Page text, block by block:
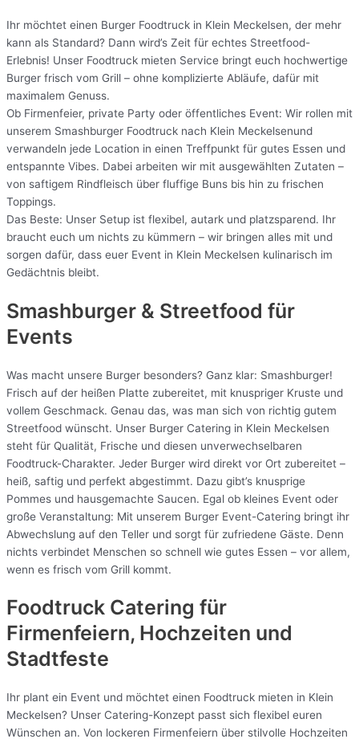
Ihr möchtet einen Burger Foodtruck in Klein Meckelsen, der mehr
kann als Standard? Dann wird’s Zeit für echtes Streetfood-
Erlebnis! Unser Foodtruck mieten Service bringt euch hochwertige
Burger frisch vom Grill – ohne komplizierte Abläufe, dafür mit
maximalem Genuss.
Ob Firmenfeier, private Party oder öffentliches Event: Wir rollen mit
unserem Smashburger Foodtruck nach Klein Meckelsenund
verwandeln jede Location in einen Treffpunkt für gutes Essen und
entspannte Vibes. Dabei arbeiten wir mit ausgewählten Zutaten –
von saftigem Rindfleisch über fluffige Buns bis hin zu frischen
Toppings.
Das Beste: Unser Setup ist flexibel, autark und platzsparend. Ihr
braucht euch um nichts zu kümmern – wir bringen alles mit und
sorgen dafür, dass euer Event in Klein Meckelsen kulinarisch im
Gedächtnis bleibt.
Smashburger & Streetfood für
Events
Was macht unsere Burger besonders? Ganz klar: Smashburger!
Frisch auf der heißen Platte zubereitet, mit knuspriger Kruste und
vollem Geschmack. Genau das, was man sich von richtig gutem
Streetfood wünscht. Unser Burger Catering in Klein Meckelsen
steht für Qualität, Frische und diesen unverwechselbaren
Foodtruck-Charakter. Jeder Burger wird direkt vor Ort zubereitet –
heiß, saftig und perfekt abgestimmt. Dazu gibt’s knusprige
Pommes und hausgemachte Saucen. Egal ob kleines Event oder
große Veranstaltung: Mit unserem Burger Event-Catering bringt ihr
Abwechslung auf den Teller und sorgt für zufriedene Gäste. Denn
nichts verbindet Menschen so schnell wie gutes Essen – vor allem,
wenn es frisch vom Grill kommt.
Foodtruck Catering für
Firmenfeiern, Hochzeiten und
Stadtfeste
Ihr plant ein Event und möchtet einen Foodtruck mieten in Klein
Meckelsen? Unser Catering-Konzept passt sich flexibel euren
Wünschen an. Von lockeren Firmenfeiern über stilvolle Hochzeiten